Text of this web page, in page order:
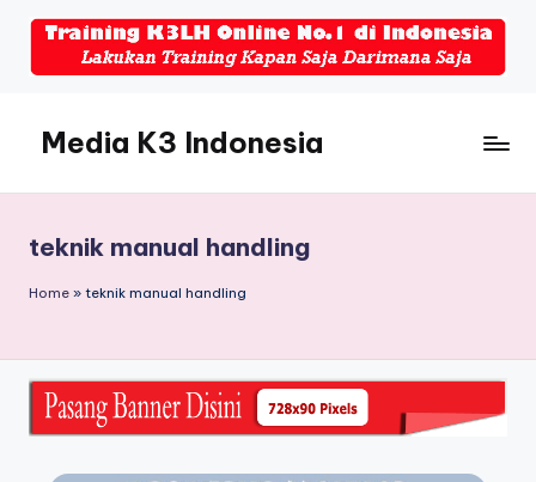
Media K3 Indonesia
Seputar
Dunia
K3LH
teknik manual handling
Home » teknik manual handling